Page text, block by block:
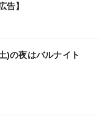
告】
)の夜はバルナイト